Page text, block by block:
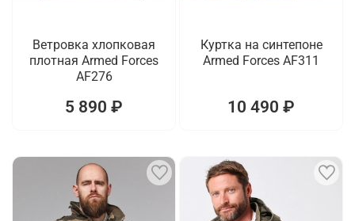
Ветровка хлопковая
плотная Armed Forces
AF276
5 890 ₽
Куртка на синтепоне
Armed Forces AF311
10 490 ₽